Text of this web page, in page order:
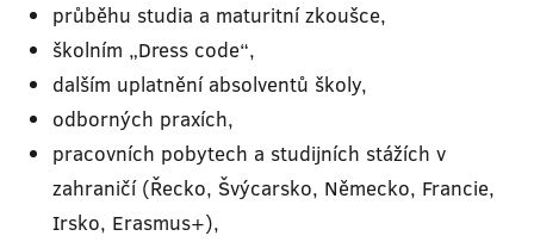
průběhu studia a maturitní zkoušce,
školním „Dress code“,
dalším uplatnění absolventů školy,
odborných praxích,
pracovních pobytech a studijních stážích v
zahraničí (Řecko, Švýcarsko, Německo, Francie,
Irsko, Erasmus+),